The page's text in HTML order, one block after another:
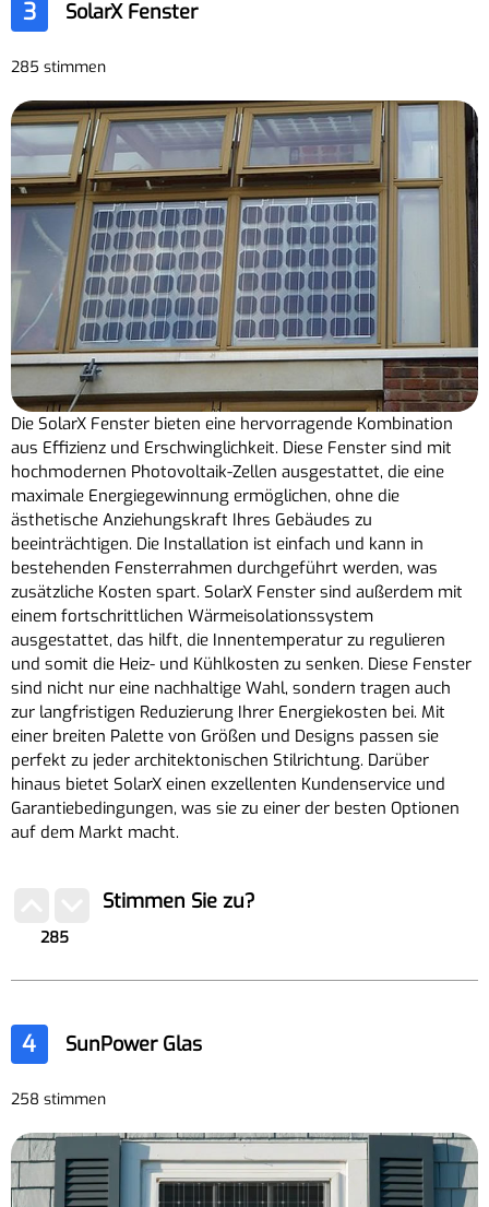
3 SolarX Fenster
285 stimmen
Die SolarX Fenster bieten eine hervorragende Kombination
aus Effizienz und Erschwinglichkeit. Diese Fenster sind mit
hochmodernen Photovoltaik-Zellen ausgestattet, die eine
maximale Energiegewinnung ermöglichen, ohne die
ästhetische Anziehungskraft Ihres Gebäudes zu
beeinträchtigen. Die Installation ist einfach und kann in
bestehenden Fensterrahmen durchgeführt werden, was
zusätzliche Kosten spart. SolarX Fenster sind außerdem mit
einem fortschrittlichen Wärmeisolationssystem
ausgestattet, das hilft, die Innentemperatur zu regulieren
und somit die Heiz- und Kühlkosten zu senken. Diese Fenster
sind nicht nur eine nachhaltige Wahl, sondern tragen auch
zur langfristigen Reduzierung Ihrer Energiekosten bei. Mit
einer breiten Palette von Größen und Designs passen sie
perfekt zu jeder architektonischen Stilrichtung. Darüber
hinaus bietet SolarX einen exzellenten Kundenservice und
Garantiebedingungen, was sie zu einer der besten Optionen
auf dem Markt macht.
285
Stimmen Sie zu?
4 SunPower Glas
258 stimmen